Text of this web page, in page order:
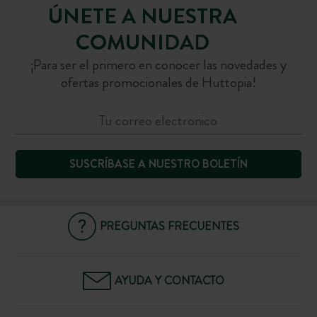
ÚNETE A NUESTRA
COMUNIDAD
¡Para ser el primero en conocer las novedades y
ofertas promocionales de Huttopia!
SUSCRÍBASE A NUESTRO BOLETÍN
PREGUNTAS FRECUENTES
AYUDA Y CONTACTO